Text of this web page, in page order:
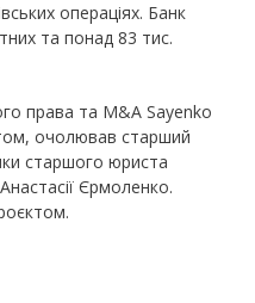
операціях. Банк
та понад 83 тис.
права та M&A Sayenko
очолював старший
старшого юриста
Єрмоленко.